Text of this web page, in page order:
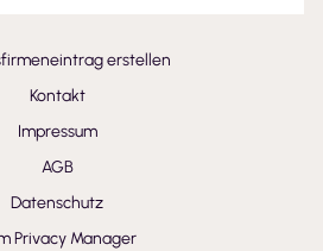
erstellen
Kontakt
Impressum
AGB
Datenschutz
Privacy Manager